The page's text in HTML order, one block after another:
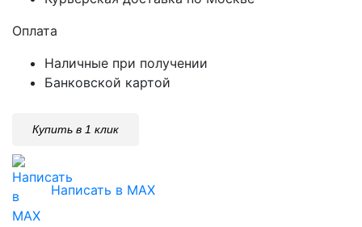
Оплата
Наличные при получении
Банковской картой
Купить в 1 клик
Написать в MAX